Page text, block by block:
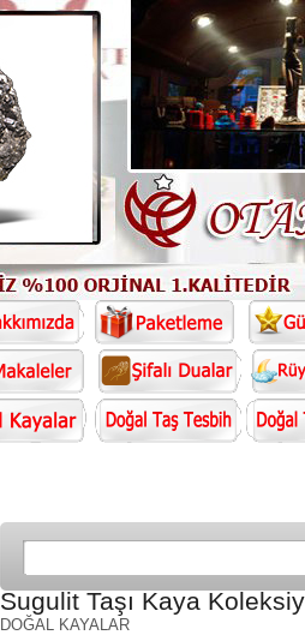
Sugulit Taşı Kaya
DOĞAL KAYALAR